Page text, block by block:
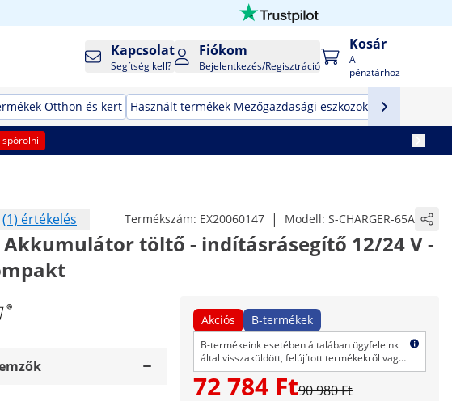
Kapcsolat
Segítség kell?
Fiókom
Bejelentkezés/Regisztráció
Kosár
A
pénztárhoz
Otthon és kert Használt termékek Mezőgazdasági eszközök Használt
spórolni
(1) értékelés
Termékszám: EX20060147 | Modell: S-CHARGER-65A
töltő - indításrásegítő 12/24 V -
Akciós B-termékek
B-termékeink esetében általában ügyfeleink
által visszaküldött, felújított termékekről vagy
korábbi bemutatódarabokról van szó. A
termékeknek lehetnek optikai hibái, de
műszakilag hibátlanok. B-termékeinkre
72 784 Ft90 980 Ft